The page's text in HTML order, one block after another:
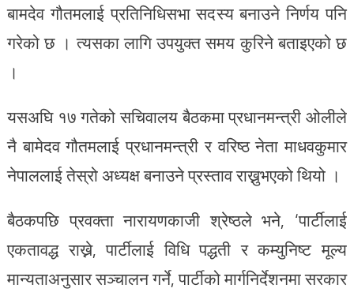
बामदेव गौतमलाई प्रतिनिधिसभा सदस्य बनाउने निर्णय पनि
गरेको छ । त्यसका लागि उपयुक्त समय कुरिने बताइएको छ
।
यसअघि १७ गतेको सचिवालय बैठकमा प्रधानमन्त्री ओलीले
नै बामेदव गौतमलाई प्रधानमन्त्री र वरिष्ठ नेता माधवकुमार
नेपाललाई तेस्रो अध्यक्ष बनाउने प्रस्ताव राख्नुभएको थियो ।
बैठकपछि प्रवक्ता नारायणकाजी श्रेष्ठले भने, ‘पार्टीलाई
एकतावद्ध राख्ने, पार्टीलाई विधि पद्धती र कम्युनिष्ट मूल्य
मान्यताअनुसार सञ्चालन गर्ने, पार्टीको मार्गनिर्देशनमा सरकार